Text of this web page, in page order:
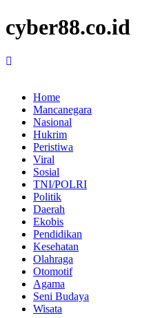
cyber88.co.id
Home
Mancanegara
Nasional
Hukrim
Peristiwa
Viral
Sosial
TNI/POLRI
Politik
Daerah
Ekobis
Pendidikan
Kesehatan
Olahraga
Otomotif
Agama
Seni Budaya
Wisata